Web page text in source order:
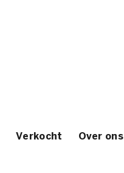
Verkocht Over ons